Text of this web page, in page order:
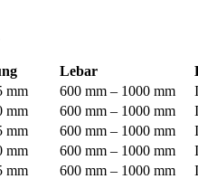
Lebar
mm 600 mm – 1000 mm
mm 600 mm – 1000 mm
mm 600 mm – 1000 mm
mm 600 mm – 1000 mm
mm 600 mm – 1000 mm